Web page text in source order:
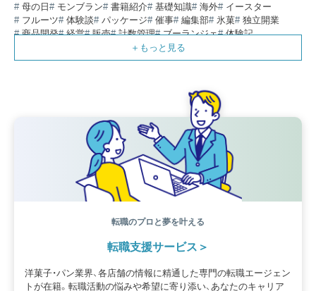
母の日
モンブラン 書籍紹介 基礎知識 海外
イースター
フルーツ
体験談 パッケージ 催事 編集部 氷菓
独立開業
商品開発
経営 販売 計数管理 ブーランジェ
体験記
コラム パン スタッフ育成
スイーツ
IT 業界事情 講習会 潜入レポート
クリスマス
ウェデイングケーキ
ベーカリー 工場
生菓子
アシェットデセール
フランス オーブン担当 チョコレート
転職のプロと夢を叶える
転職支援サービス
洋菓子・パン業界、各店舗の情報に精通した専門の転職エージェン
トが在籍。転職活動の悩みや希望に寄り添い、あなたのキャリア